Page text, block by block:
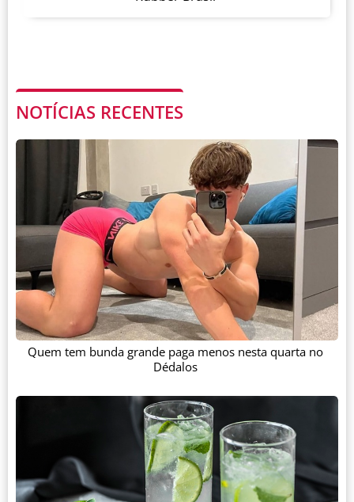
NOTÍCIAS RECENTES
Quem tem bunda grande paga menos nesta quarta no
Dédalos